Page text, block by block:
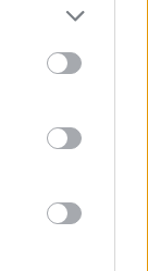
more Google
may click to
tags to
below Google
που
του